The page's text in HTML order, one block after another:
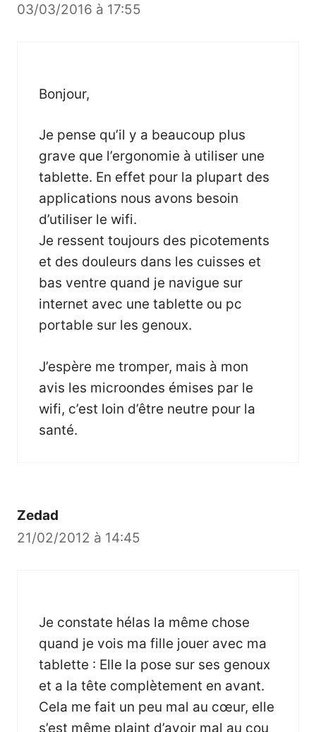
03/03/2016 à 17:55
Bonjour,
Je pense qu’il y a beaucoup plus
grave que l’ergonomie à utiliser une
tablette. En effet pour la plupart des
applications nous avons besoin
d’utiliser le wifi.
Je ressent toujours des picotements
et des douleurs dans les cuisses et
bas ventre quand je navigue sur
internet avec une tablette ou pc
portable sur les genoux.
J’espère me tromper, mais à mon
avis les microondes émises par le
wifi, c’est loin d’être neutre pour la
santé.
Zedad
21/02/2012 à 14:45
Je constate hélas la même chose
quand je vois ma fille jouer avec ma
tablette : Elle la pose sur ses genoux
et a la tête complètement en avant.
Cela me fait un peu mal au cœur, elle
s’est même plaint d’avoir mal au cou